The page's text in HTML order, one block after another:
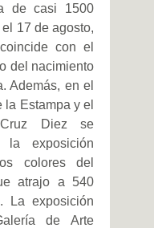
de casi 1500
17 de agosto,
con el
del nacimiento
Además, en el
la Estampa y el
Diez se
la exposición
colores del
atrajo a 540
La exposición
de Arte